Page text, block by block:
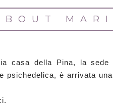
casa della Pina, la
psichedelica, è arrivata